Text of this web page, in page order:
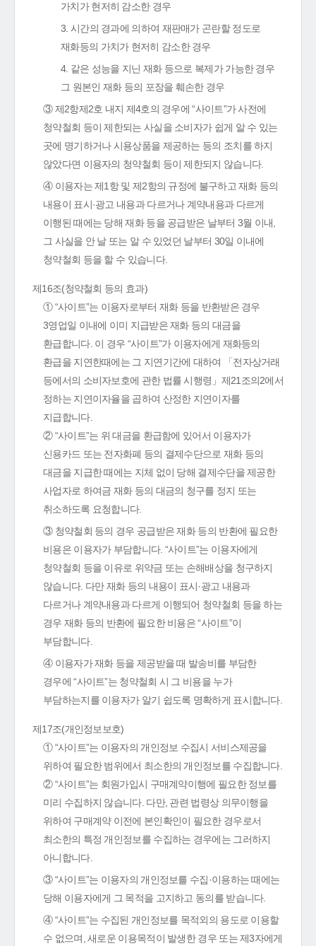
가치가 현저히 감소한 경우
3. 시간의 경과에 의하여 재판매가 곤란할 정도로
재화등의 가치가 현저히 감소한 경우
4. 같은 성능을 지닌 재화 등으로 복제가 가능한 경우
그 원본인 재화 등의 포장을 훼손한 경우
③ 제2항제2호 내지 제4호의 경우에 “사이트”가 사전에
청약철회 등이 제한되는 사실을 소비자가 쉽게 알 수 있는
곳에 명기하거나 시용상품을 제공하는 등의 조치를 하지
않았다면 이용자의 청약철회 등이 제한되지 않습니다.
④ 이용자는 제1항 및 제2항의 규정에 불구하고 재화 등의
내용이 표시·광고 내용과 다르거나 계약내용과 다르게
이행된 때에는 당해 재화 등을 공급받은 날부터 3월 이내,
그 사실을 안 날 또는 알 수 있었던 날부터 30일 이내에
청약철회 등을 할 수 있습니다.
제16조(청약철회 등의 효과)
① “사이트”는 이용자로부터 재화 등을 반환받은 경우
3영업일 이내에 이미 지급받은 재화 등의 대금을
환급합니다. 이 경우 “사이트”가 이용자에게 재화등의
환급을 지연한때에는 그 지연기간에 대하여 「전자상거래
등에서의 소비자보호에 관한 법률 시행령」제21조의2에서
정하는 지연이자율을 곱하여 산정한 지연이자를
지급합니다.
② “사이트”는 위 대금을 환급함에 있어서 이용자가
신용카드 또는 전자화폐 등의 결제수단으로 재화 등의
대금을 지급한 때에는 지체 없이 당해 결제수단을 제공한
사업자로 하여금 재화 등의 대금의 청구를 정지 또는
취소하도록 요청합니다.
③ 청약철회 등의 경우 공급받은 재화 등의 반환에 필요한
비용은 이용자가 부담합니다. “사이트”는 이용자에게
청약철회 등을 이유로 위약금 또는 손해배상을 청구하지
않습니다. 다만 재화 등의 내용이 표시·광고 내용과
다르거나 계약내용과 다르게 이행되어 청약철회 등을 하는
경우 재화 등의 반환에 필요한 비용은 “사이트”이
부담합니다.
④ 이용자가 재화 등을 제공받을 때 발송비를 부담한
경우에 “사이트”는 청약철회 시 그 비용을 누가
부담하는지를 이용자가 알기 쉽도록 명확하게 표시합니다.
제17조(개인정보보호)
① “사이트”는 이용자의 개인정보 수집시 서비스제공을
위하여 필요한 범위에서 최소한의 개인정보를 수집합니다.
② “사이트”는 회원가입시 구매계약이행에 필요한 정보를
미리 수집하지 않습니다. 다만, 관련 법령상 의무이행을
위하여 구매계약 이전에 본인확인이 필요한 경우로서
최소한의 특정 개인정보를 수집하는 경우에는 그러하지
아니합니다.
③ “사이트”는 이용자의 개인정보를 수집·이용하는 때에는
당해 이용자에게 그 목적을 고지하고 동의를 받습니다.
④ “사이트”는 수집된 개인정보를 목적외의 용도로 이용할
수 없으며, 새로운 이용목적이 발생한 경우 또는 제3자에게